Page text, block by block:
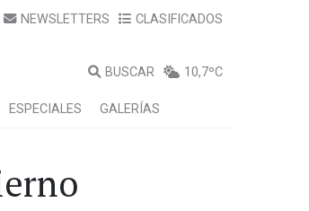
NEWSLETTERS CLASIFICADOS
BUSCAR 10,7ºC
ESPECIALES GALERÍAS